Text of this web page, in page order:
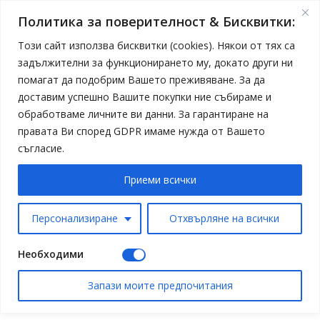
Политика за поверителност & Бисквитки:
Този сайт използва бисквитки (cookies). Някои от тях са
задължителни за функционирането му, докато други ни
помагат да подобрим Вашето преживяване. За да
доставим успешно Вашите покупки ние събираме и
обработваме личните ви данни. За гарантиране на
правата Ви според GDPR имаме нужда от Вашето
съгласие.
Персонализиране Отхвърляне на всички
Приеми всички
Необходими
Запази моите предпочитания